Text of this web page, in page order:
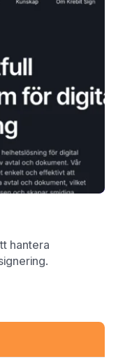
hantera